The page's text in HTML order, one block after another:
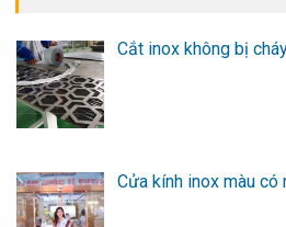
Cắt inox không bị
Cửa kính inox màu có